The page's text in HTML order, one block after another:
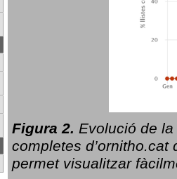
Figura 2. Evolució de la
completes d’ornitho.cat
permet visualitzar